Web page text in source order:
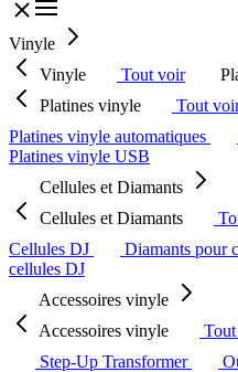
Vinyle
Vinyle
Tout voir
Platines vinyle
Tout
Platines vinyle automatiques
Platines vinyle USB
Cellules et Diamants
Cellules et Diamants
Cellules DJ
Diamants pour
cellules DJ
Accessoires vinyle
Accessoires vinyle
Step-Up Transformer